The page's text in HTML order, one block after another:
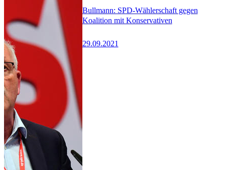
Bullmann: SPD-Wählerschaft gegen
Koalition mit Konservativen
29.09.2021